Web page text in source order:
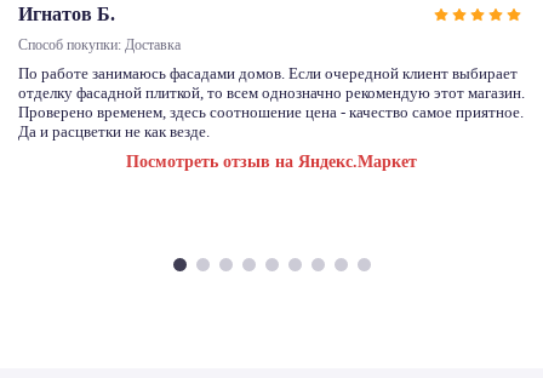
Игнатов Б.
Способ покупки: Доставка
По работе занимаюсь фасадами домов. Если очередной клиент выбирает
отделку фасадной плиткой, то всем однозначно рекомендую этот магазин.
Проверено временем, здесь соотношение цена - качество самое приятное.
Да и расцветки не как везде.
Посмотреть отзыв на Яндекс.Маркет